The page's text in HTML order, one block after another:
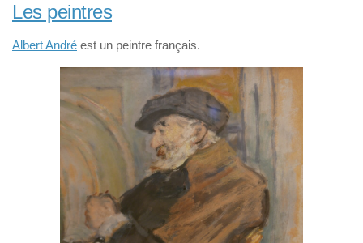
Les peintres
Albert André est un peintre français.